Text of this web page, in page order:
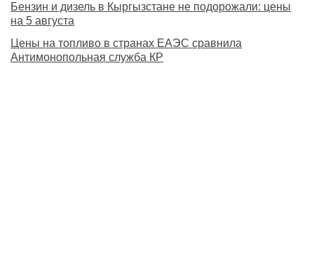
Бензин и дизель в Кыргызстане не подорожали: цены
на 5 августа
Цены на топливо в странах ЕАЭС сравнила
Антимонопольная служба КР